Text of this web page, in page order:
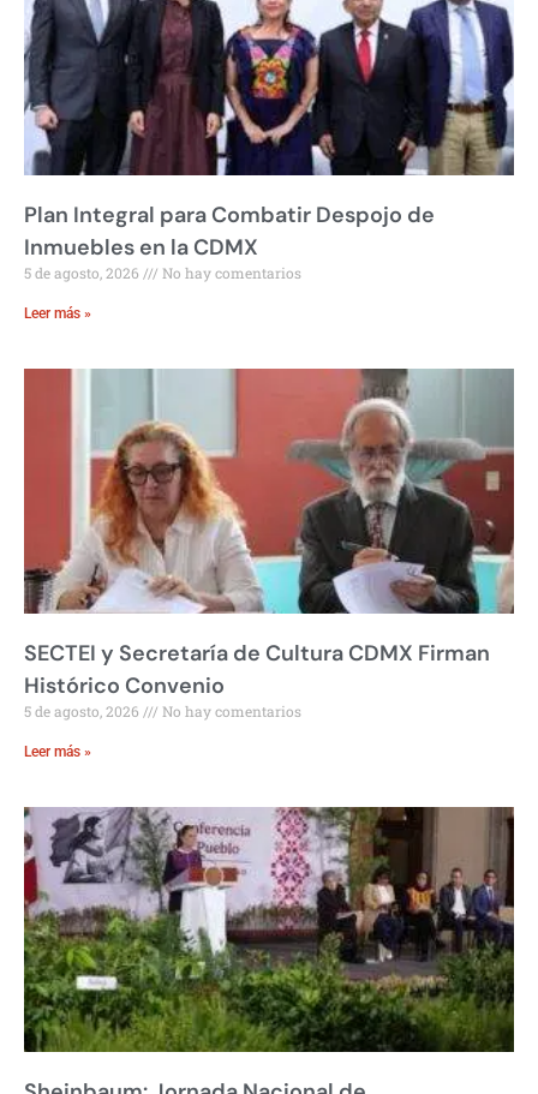
Plan Integral para Combatir Despojo de
Inmuebles en la CDMX
5 de agosto, 2026 No hay comentarios
Leer más »
SECTEI y Secretaría de Cultura CDMX Firman
Histórico Convenio
5 de agosto, 2026 No hay comentarios
Leer más »